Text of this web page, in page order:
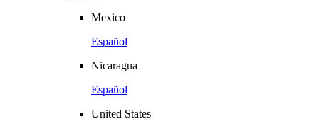
Mexico
Español
Nicaragua
Español
United States